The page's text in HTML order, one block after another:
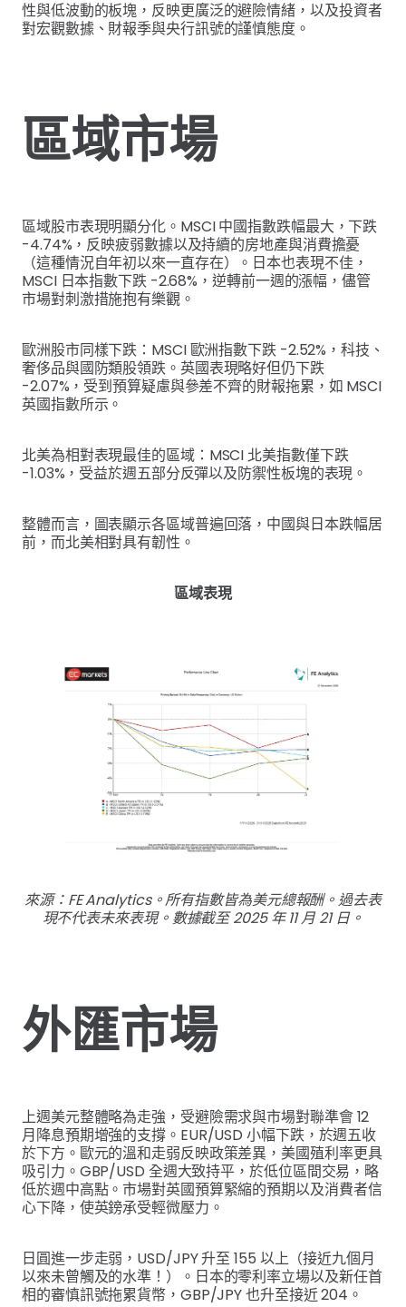
性與低波動的板塊，反映更廣泛的避險情緒，以及投資者
對宏觀數據、財報季與央行訊號的謹慎態度。
區域市場
區域股市表現明顯分化。MSCI 中國指數跌幅最大，下跌
-4.74%，反映疲弱數據以及持續的房地產與消費擔憂
（這種情況自年初以來一直存在）。日本也表現不佳，
MSCI 日本指數下跌 -2.68%，逆轉前一週的漲幅，儘管
市場對刺激措施抱有樂觀。
歐洲股市同樣下跌：MSCI 歐洲指數下跌 -2.52%，科技、
奢侈品與國防類股領跌。英國表現略好但仍下跌
-2.07%，受到預算疑慮與參差不齊的財報拖累，如 MSCI
英國指數所示。
北美為相對表現最佳的區域：MSCI 北美指數僅下跌
-1.03%，受益於週五部分反彈以及防禦性板塊的表現。
整體而言，圖表顯示各區域普遍回落，中國與日本跌幅居
前，而北美相對具有韌性。
區域表現
來源：FE Analytics。所有指數皆為美元總報酬。過去表
現不代表未來表現。數據截至 2025 年 11 月 21 日。
外匯市場
上週美元整體略為走強，受避險需求與市場對聯準會 12
月降息預期增強的支撐。EUR/USD 小幅下跌，於週五收
於下方。歐元的溫和走弱反映政策差異，美國殖利率更具
吸引力。GBP/USD 全週大致持平，於低位區間交易，略
低於週中高點。市場對英國預算緊縮的預期以及消費者信
心下降，使英鎊承受輕微壓力。
日圓進一步走弱，USD/JPY 升至 155 以上（接近九個月
以來未曾觸及的水準！）。日本的零利率立場以及新任首
相的審慎訊號拖累貨幣，GBP/JPY 也升至接近 204。